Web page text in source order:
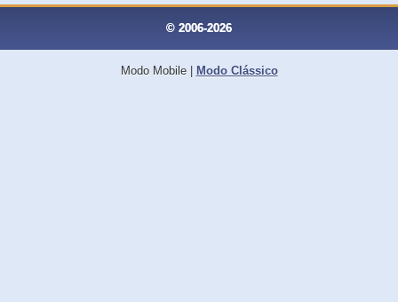
© 2006-2026
Modo Mobile| Modo Clássico